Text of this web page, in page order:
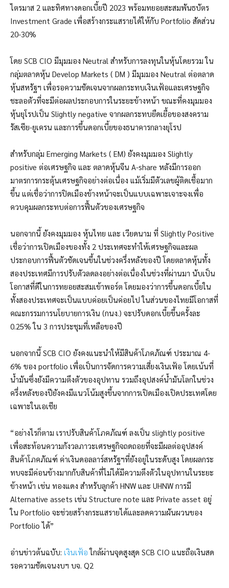
ไตรมาส 2 และทิศทางดอกเบี้ยปี 2023 พร้อมทยอยสะสมพันธบัตร
Investment Grade เพื่อสร้างกระแสรายได้ให้กับ Portfolio สัดส่วน
20-30%
โดย SCB CIO มีมุมมอง Neutral สำหรับการลงทุนในหุ้นโดยรวม ใน
กลุ่มตลาดหุ้น Develop Markets ( DM ) มีมุมมอง Neutral ต่อตลาด
หุ้นสหรัฐฯ เพื่อรอความชัดเจนจากผลกระทบเงินเฟ้อและเศรษฐกิจ
ชะลอตัวที่จะมีต่อผลประกอบการในระยะข้างหน้า ขณะที่คงมุมมอง
หุ้นยุโรปเป็น Slightly negative จากผลกระทบยืดเยื้อของสงคราม
รัสเซีย-ยูเครน และการขึ้นดอกเบี้ยของธนาคารกลางยุโรป
สำหรับกลุ่ม Emerging Markets ( EM) ยังคงมุมมอง Slightly
positive ต่อเศรษฐกิจ และ ตลาดหุ้นจีน A-share หลังมีการออก
มาตรการกระตุ้นเศรษฐกิจอย่างต่อเนื่อง แม้เริ่มมีตัวเลขผู้ติดเชื้อมาก
ขึ้น แต่เชื่อว่าการปิดเมืองข้างหน้าจะเป็นแบบเฉพาะเจาะจงเพื่อ
ควบคุมผลกระทบต่อการฟื้นตัวของเศรษฐกิจ
นอกจากนี้ ยังคงมุมมอง หุ้นไทย และ เวียดนาม ที่ Slightly Positive
เชื่อว่าการเปิดเมืองของทั้ง 2 ประเทศจะทำให้เศรษฐกิจและผล
ประกอบการฟื้นตัวชัดเจนขึ้นในช่วงครึ่งหลังของปี โดยตลาดหุ้นทั้ง
สองประเทศมีการปรับตัวลดลงอย่างต่อเนื่องในช่วงที่ผ่านมา นับเป็น
โอกาสที่ดีในการทยอยสะสมเข้าพอร์ต โดยมองว่าการขึ้นดอกเบี้ยใน
ทั้งสองประเทศจะเป็นแบบค่อยเป็นค่อยไป ในส่วนของไทยมีโอกาสที่
คณะกรรมการนโยบายการเงิน (กนง.) จะปรับดอกเบี้ยขึ้นครั้งละ
0.25% ใน 3 การประชุมที่เหลือของปี
นอกจากนี้ SCB CIO ยังคงแนะนำให้มีสินค้าโภคภัณฑ์ ประมาณ 4-
6% ของ portfolio เพื่อเป็นการจัดการความเสี่ยงเงินเฟ้อ โดยเน้นที่
น้ำมันซึ่งยังมีความตึงตัวของอุปทาน รวมถึงอุปสงค์น้ำมันโลกในช่วง
ครึ่งหลังของปียังคงมีแนวโน้มสูงขึ้นจากการเปิดเมืองเปิดประเทศโดย
เฉพาะในเอเชีย
“อย่างไรก็ตาม เราปรับสินค้าโภคภัณฑ์ ลงเป็น slightly positive
เพื่อสะท้อนความกังวลภาวะเศรษฐกิจถดถอยที่จะมีผลต่ออุปสงค์
สินค้าโภคภัณฑ์ ค่าเงินดอลลาร์สหรัฐฯที่ยังอยู่ในระดับสูง โดยผลกระ
ทบจะมีค่อนข้างมากกับสินค้าที่ไม่ได้มีความตึงตัวในอุปทานในระยะ
ข้างหน้า เช่น ทองแดง สำหรับลูกค้า HNW และ UHNW การมี
Alternative assets เช่น Structure note และ Private asset อยู่
ใน Portfolio จะช่วยสร้างกระแสรายได้และลดความผันผวนของ
Portfolio ได้”
อ่านข่าวต้นฉบับ: เงินเฟ้อใกล้ผ่านจุดสูงสุด SCB CIO แนะถือเงินสด
รอความชัดเจนงบฯ บจ. Q2